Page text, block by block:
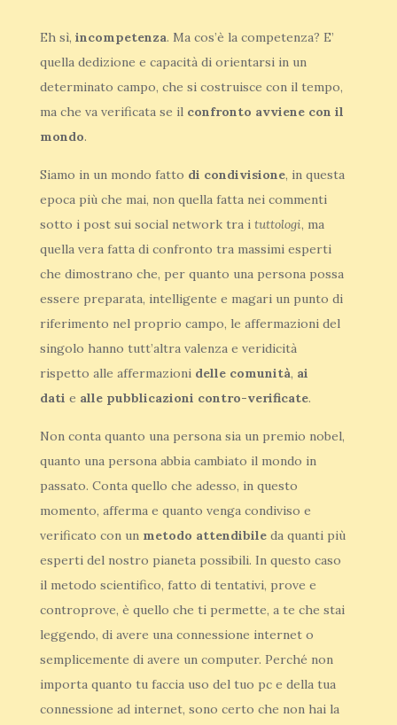
Eh sì, incompetenza. Ma cos’è la competenza? E’
quella dedizione e capacità di orientarsi in un
determinato campo, che si costruisce con il tempo,
ma che va verificata se il confronto avviene con il
mondo.
Siamo in un mondo fatto di condivisione, in questa
epoca più che mai, non quella fatta nei commenti
sotto i post sui social network tra i tuttologi, ma
quella vera fatta di confronto tra massimi esperti
che dimostrano che, per quanto una persona possa
essere preparata, intelligente e magari un punto di
riferimento nel proprio campo, le affermazioni del
singolo hanno tutt’altra valenza e veridicità
rispetto alle affermazioni delle comunità, ai
dati e alle pubblicazioni contro-verificate.
Non conta quanto una persona sia un premio nobel,
quanto una persona abbia cambiato il mondo in
passato. Conta quello che adesso, in questo
momento, afferma e quanto venga condiviso e
verificato con un metodo attendibile da quanti più
esperti del nostro pianeta possibili. In questo caso
il metodo scientifico, fatto di tentativi, prove e
controprove, è quello che ti permette, a te che stai
leggendo, di avere una connessione internet o
semplicemente di avere un computer. Perché non
importa quanto tu faccia uso del tuo pc e della tua
connessione ad internet, sono certo che non hai la